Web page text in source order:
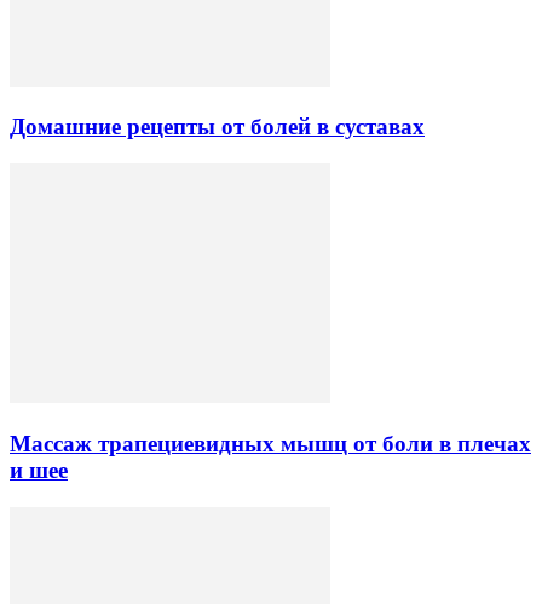
Домашние рецепты от болей в суставах
Массаж трапециевидных мышц от боли в плечах
и шее